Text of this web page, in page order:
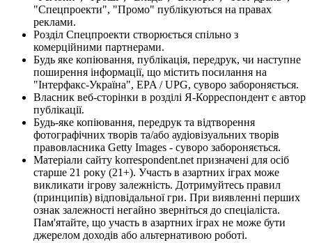
"Спецпроекти", "Промо" публікуються на правах
реклами.
Розділ Спецпроекти створюється спільно з
комерційними партнерами.
Будь яке копіювання, публікація, передрук, чи наступне
поширення інформації, що містить посилання на
"Інтерфакс-Україна", EPA / UPG, суворо забороняється.
Власник веб-сторінки в розділі Я-Корреспондент є автор
публікації.
Будь-яке копіювання, передрук та відтворення
фотографічних творів та/або аудіовізуальних творів
правовласника Getty Images - суворо забороняється.
Матеріали сайту korrespondent.net призначені для осіб
старше 21 року (21+). Участь в азартних іграх може
викликати ігрову залежність. Дотримуйтесь правил
(принципів) відповідальної гри. При виявленні перших
ознак залежності негайно зверніться до спеціаліста.
Пам'ятайте, що участь в азартних іграх не може бути
джерелом доходів або альтернативою роботі.